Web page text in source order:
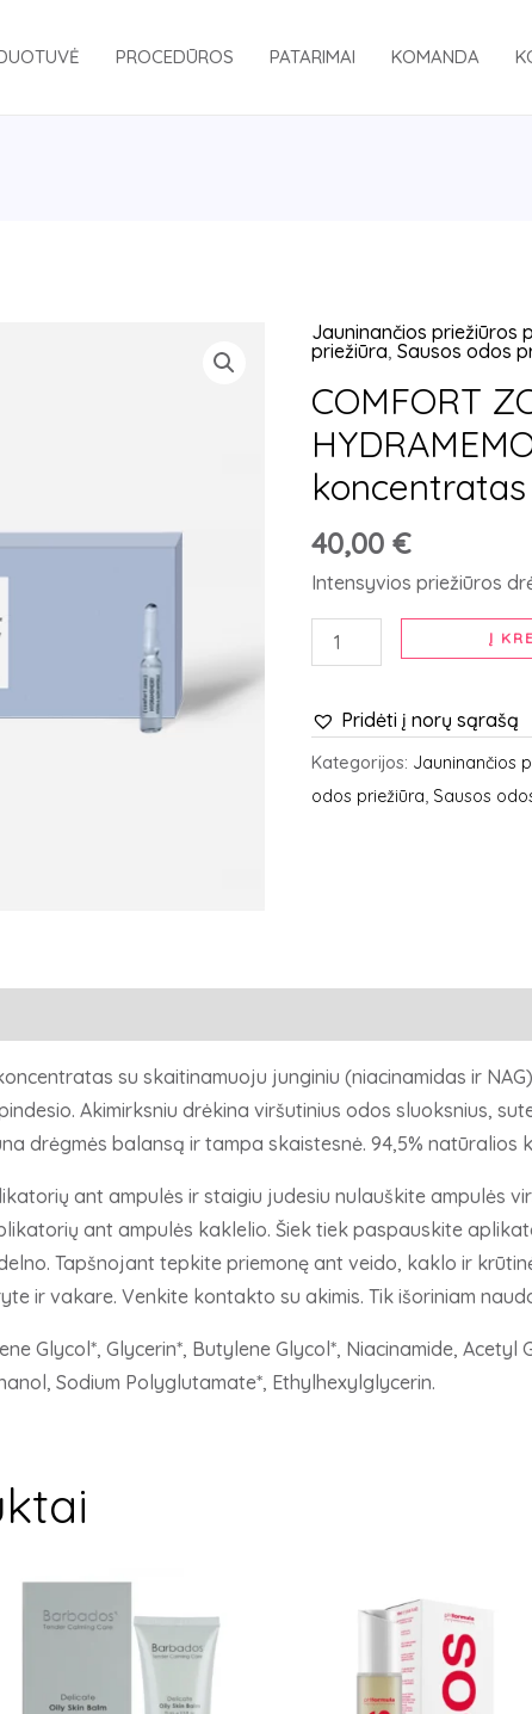
PROCEDŪROS PATARIMAI KOMANDA
Jauninančios priežiūros
priežiūra,Sausos odos
COMFORT
40,00€
Intensyvios priežiūros
produkto
COMFORT
ZOZNE
HYDRAMEMORY
drėkinamasis
koncentratas
ampulėse,
2
Į
Pridėti į norų sąrašą
Kategorijos: Jauninančios
odos priežiūra, Sausos
su skaitinamuoju junginiu (niacinamidas ir
Akimirksniu drėkina viršutinius odos sluoksnius,
drėgmės balansą ir tampa skaistesnė. 94,5% natūralios
ant ampulės ir staigiu judesiu nulauškite ampulės
ant ampulės kaklelio. Šiek tiek paspauskite
Tapšnojant tepkite priemonę ant veido, kaklo ir
ir vakare. Venkite kontakto su akimis. Tik išoriniam
Glycol*, Glycerin*, Butylene Glycol*, Niacinamide, Acetyl
Sodium Polyglutamate*, Ethylhexylglycerin.